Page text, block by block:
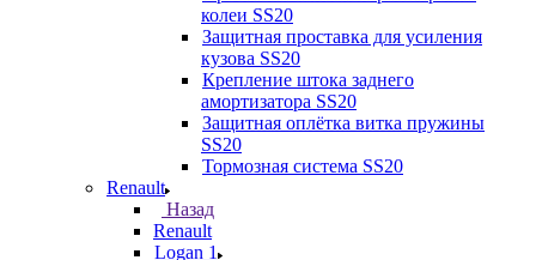
колеи SS20
Защитная проставка для усиления
кузова SS20
Крепление штока заднего
амортизатора SS20
Защитная оплётка витка пружины
SS20
Тормозная система SS20
Renault
Назад
Renault
Logan 1